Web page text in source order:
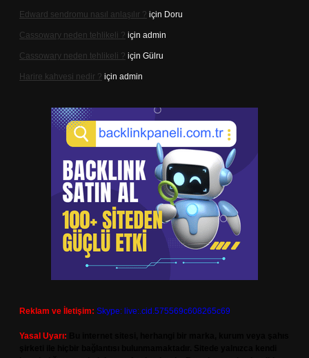
Edward sendromu nasıl anlaşılır ? için Doru
Cassowary neden tehlikeli ? için admin
Cassowary neden tehlikeli ? için Gülru
Harire kahvesi nedir ? için admin
Reklam ve İletişim: Skype: live:.cid.575569c608265c69
Yasal Uyarı: